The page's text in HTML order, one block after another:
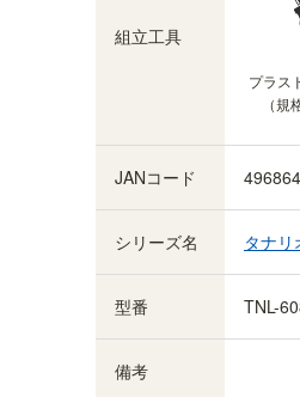
組立工具
プラス
（規
JANコード
シリーズ名 タナリ
型番 TNL-
備考